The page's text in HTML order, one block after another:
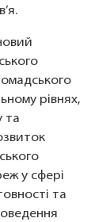
рівнях,
та
у сфері
та